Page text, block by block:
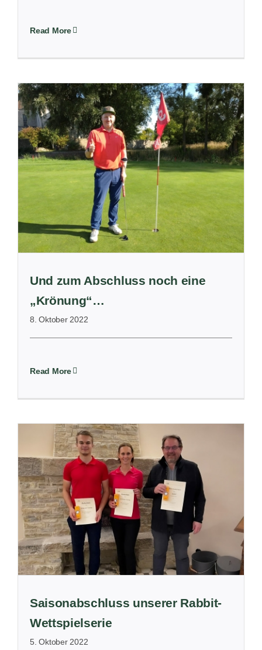
Read More
Und zum Abschluss noch eine
„Krönung“…
8. Oktober 2022
Read More
Saisonabschluss unserer Rabbit-
Wettspielserie
5. Oktober 2022